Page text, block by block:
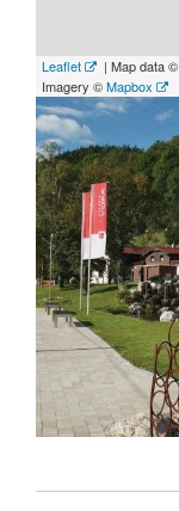
Leaflet | Map data ©
Imagery ©Mapbox